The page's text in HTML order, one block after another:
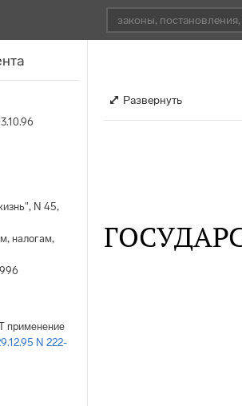
N 45,
налогам,
применение
N 222-
Развернуть